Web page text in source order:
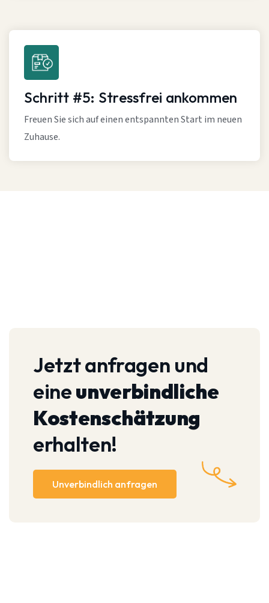
Schritt #5: Stressfrei ankommen
Freuen Sie sich auf einen entspannten Start im neuen
Zuhause.
Jetzt anfragen und
eineunverbindliche
Kostenschätzung
erhalten!
Unverbindlich anfragen